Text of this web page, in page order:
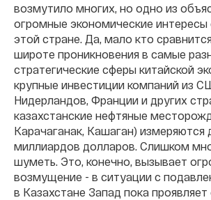
возмутило многих, но одно из
огромные экономические интересы
этой стране. Да, мало кто
широте проникновения в самые
стратегические сферы китайской
крупные инвестиции компаний из
Нидерландов, Франции и других
казахстанские нефтяные
Карачаганак, Кашаган) измеряются
миллиардов долларов. Слишком
шуметь. Это, конечно, вызывает
возмущение - в ситуации с
в Казахстане Запад пока